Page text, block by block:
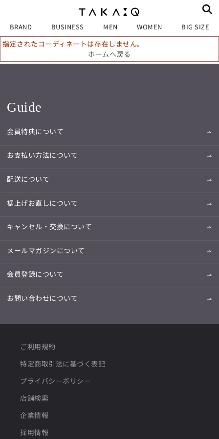
BRAND BUSINESS MEN WOMEN BIG SIZE
指定されたコーディネートは存在しません。
ホームへ戻る
Guide
会員特典について
お支払い方法について
配送について
裾上げお直しについて
キャンセル・交換について
メールマガジンについて
会員登録について
お問い合わせについて
ご利用規約
特定商取引法に基づく表記
プライバシーポリシー
店舗検索
企業情報
採用情報